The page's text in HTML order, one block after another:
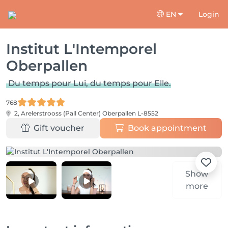
EN Login
Institut L'Intemporel
Oberpallen
Du temps pour Lui, du temps pour Elle.
768
2, Arelerstrooss (Pall Center) Oberpallen L-8552
Gift voucher Book appointment
Show
more